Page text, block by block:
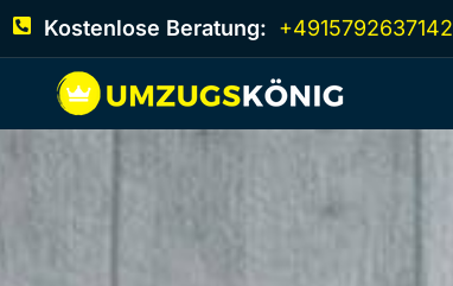
Kostenlose Beratung: +4915792637142